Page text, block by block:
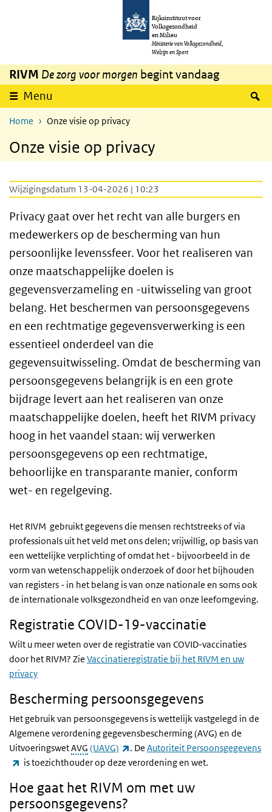
Overslaan en naar de inhoud gaan
Rijksinstituut voor
Volksgezondheid
en Milieu
Ministerie van Volksgezondheid,
Welzijn en Sport
RIVM De zorg voor morgen begint vandaag
Menu
Home Onze visie op privacy
Onze visie op privacy
Wijzigingsdatum 13-04-2026 | 10:23
Privacy gaat over het recht van alle burgers en
medewerkers op de bescherming van hun
persoonlijke levenssfeer. Voor het realiseren van
onze maatschappelijke doelen is
gegevensverzameling en -uitwisseling van groot
belang. Het beschermen van persoonsgegevens
en een rechtmatige gegevensverwerking is een
essentieel onderdeel van die
gegevensuitwisseling. Omdat de bescherming van
persoonsgegevens belangrijk is en een grote
bijdrage levert aan het realiseren van onze
maatschappelijke doelen, heeft het RIVM privacy
hoog in het vaandel staan: wij verwerken
persoonsgegevens op een rechtmatige,
behoorlijke en transparante manier, conform
wet- en regelgeving.
Het RIVM gebruikt gegevens die mensen rechtstreeks of via
professionals uit het veld met ons delen; vrijwillig, op basis van
een wettelijke verplichting of omdat het - bijvoorbeeld in de
vorm van wetenschappelijk onderzoek of door het bijhouden
van registers - in het belang is van onze nationale en soms ook
de internationale volksgezondheid en van onze leefomgeving.
Registratie COVID-19-vaccinatie
Wilt u meer weten over de registratie van COVID-vaccinaties
door het RIVM? Zie Vaccinatieregistratie bij het RIVM en uw
privacy
Bescherming persoonsgegevens
Het gebruik van persoonsgegevens is wettelijk vastgelegd in de
Algemene verordening gegevensbescherming (AVG) en de
UitvoeringswetAVG (UAVG) (externe link)
. DeAutoriteit Persoonsgegevens
(externe link)
is toezichthouder op deze verordening en wet.
Hoe gaat het RIVM om met uw
persoonsgegevens?